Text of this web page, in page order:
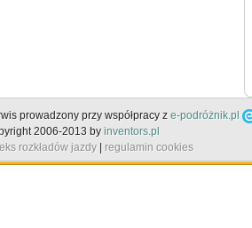
prowadzony przy współpracy z e-podróżnik.pl
2006-2013 by inventors.pl
rozkładów jazdy | regulamin cookies